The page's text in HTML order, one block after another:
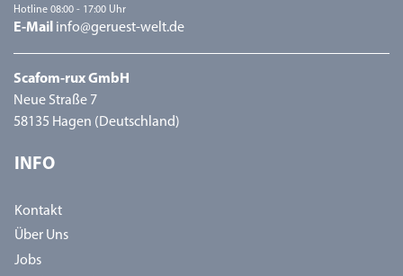
Hotline 08:00 - 17:00 Uhr
E-Mail info@geruest-welt.de
Scafom-rux GmbH
Neue Straße 7
58135 Hagen (Deutschland)
INFO
Kontakt
Über Uns
Jobs